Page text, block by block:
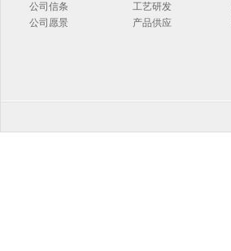
公司信条
公司愿景
工艺研发
产品供应